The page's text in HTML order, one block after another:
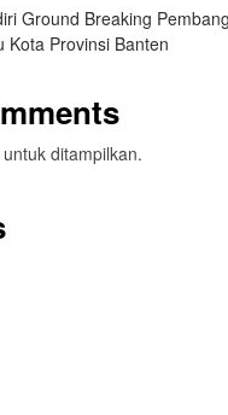
Ground Breaking
Kota Provinsi Banten
ditampilkan.